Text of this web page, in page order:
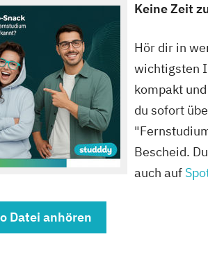
Keine Zeit
Hör dir in
wichtigsten
kompakt
du sofort
Bescheid.
auch auf
Datei anhören